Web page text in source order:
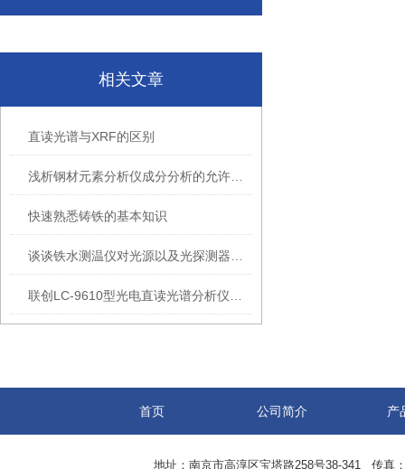
相关文章
直读光谱与XRF的区别
快速熟悉铸铁的基本知识
首页 公司简介 产
地址：南京市高淳区宝塔路258号38-341 传真